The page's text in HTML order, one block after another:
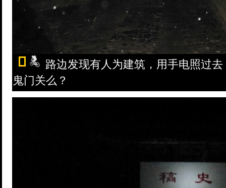
路边发现有人为建筑，用手电照过
鬼门关么？